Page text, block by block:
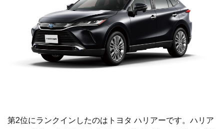
第2位にランクインしたのはトヨタ ハリアーです。ハリア